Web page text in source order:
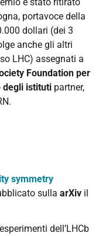
portavoce della
dollari (dei 3
anche gli altri
LHC) assegnati a
Foundation per
degli istituti partner,
symmetry
sulla arXiv il
dell’LHCb